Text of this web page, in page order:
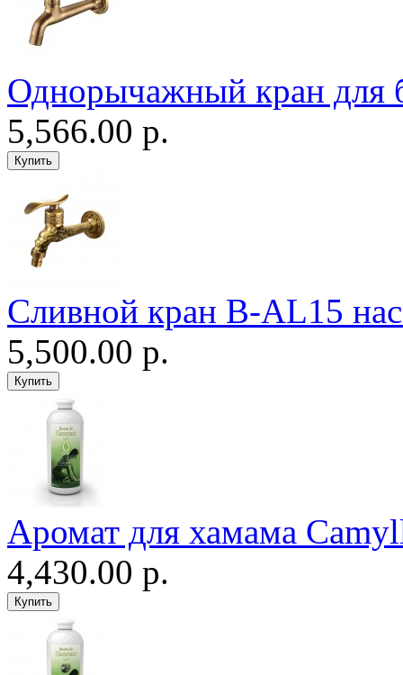
Однорычажный кран для
5,566.00 р.
Сливной кран B-AL15
5,500.00 р.
Аромат для хамама
4,430.00 р.